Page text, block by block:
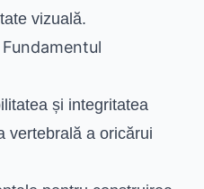
vizuală.
și integritatea
vertebrală a oricărui